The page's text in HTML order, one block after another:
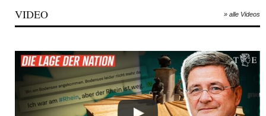
VIDEO » alle Videos